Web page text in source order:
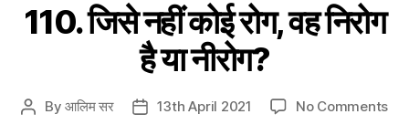
110. जिसे नहीं कोई रोग, वह निरोग
है या नीरोग?
PostByआलिम सर
Post13th April 2021 No Commentson